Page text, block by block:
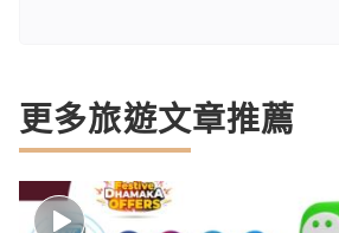
更多旅遊文章推薦